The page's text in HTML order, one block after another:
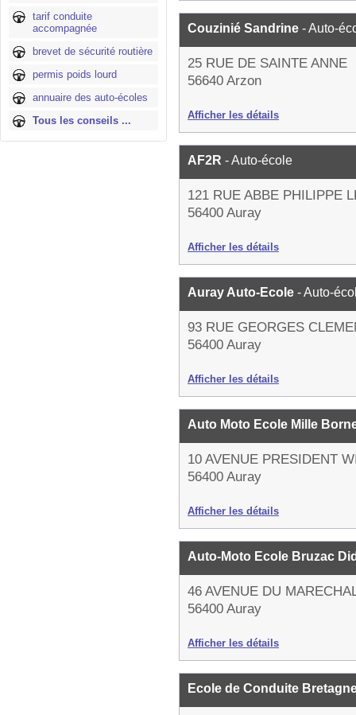
tarif conduite
accompagnée
brevet de sécurité routière
permis poids lourd
annuaire des auto-écoles
Tous les conseils ...
Couzinié Sandrine - Auto-
25 RUE DE SAINTE ANNE
56640 Arzon
Afficher les détails
AF2R - Auto-école
121 RUE ABBE PHILIPPE
56400 Auray
Afficher les détails
Auray Auto-Ecole - Auto-
93 RUE GEORGES
56400 Auray
Afficher les détails
Auto Moto Ecole Mille
10 AVENUE PRESIDENT
56400 Auray
Afficher les détails
Auto-Moto Ecole Bruzac
46 AVENUE DU
56400 Auray
Afficher les détails
Ecole de Conduite